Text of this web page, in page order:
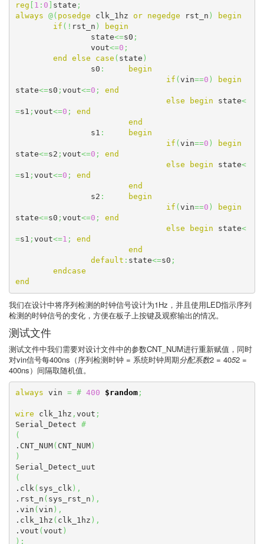
reg 1 : 0 state ;
always @( posedge clk_1hz or negedge rst_n )
begin
if ( ! rst_n )
begin
		state
<=s0 ;
		vout
<=0 ;
end
else case ( state )
		s0
:
begin
if ( vin==0 )
begin
state<=s0 ; vout<=0 ;
end
else
begin state<
=s1 ; vout<=0 ;
end
end
		s1
:
begin
if ( vin==0 )
begin
state<=s2 ; vout<=0 ;
end
else
begin state<
=s1 ; vout<=0 ;
end
end
		s2
:
begin
if ( vin==0 )
begin
state<=s0 ; vout<=0 ;
end
else
begin state<
=s1 ; vout<=1 ;
end
end
default : state<=s0 ;
endcase
end
我们在设计中将序列检测的时钟信号设计为1Hz，并且使用LED指示序列
检测的时钟信号的变化，方便在板子上按键及观察输出的情况。
测试文件
测试文件中我们需要对设计文件中的参数CNT_NUM进行重新赋值，同时
对vin信号每400ns（序列检测时钟 = 系统时钟周期分配系数2 = 4052 =
400ns）间隔取随机值。
always vin = # 400 $random;
wire clk_1hz , vout ;
Serial_Detect #
(
.CNT_NUM( CNT_NUM)
)
(
.clk( sys_clk) ,
.rst_n ( sys_rst_n ) ,
.vin ( vin ) ,
.clk_1hz ( clk_1hz ) ,
.vout ( vout )
) ;